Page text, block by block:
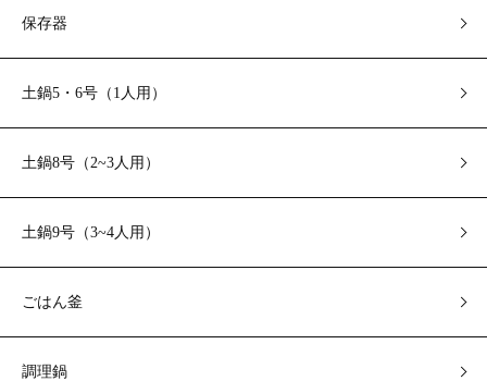
保存器
土鍋5・6号（1人用）
土鍋8号（2~3人用）
土鍋9号（3~4人用）
ごはん釜
調理鍋